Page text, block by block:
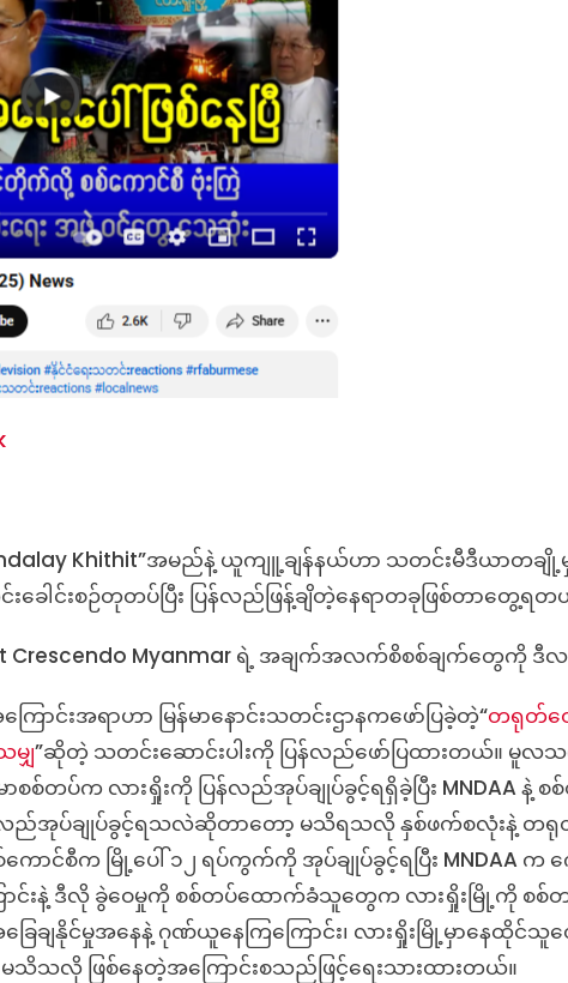
Khithit”အမည်နဲ့ ယူကျူ့ချန်နယ်ဟာ သတင်းမီဒီယာတချို့မှ
ေါင်းစဉ်တုတပ်ပြီး ပြန်လည်ဖြန့်ချိတဲ့နေရာတခုဖြစ်တာတွေ့ရတ
Crescendo Myanmar ရဲ့ အချက်အလက်စိစစ်ချက်တွေကို ဒီလ
ာင်းအရာဟာ မြန်မာနောင်းသတင်းဌာနကဖော်ပြခဲ့တဲ့“တရုတ်ဝေ
မျှ”ဆိုတဲ့ သတင်းဆောင်းပါးကို ပြန်လည်ဖော်ပြထားတယ်။ မူလသ
ာစစ်တပ်က လားရှိုးကို ပြန်လည်အုပ်ချုပ်ခွင့်ရရှိခဲ့ပြီး MNDAA
လည်အုပ်ချုပ်ခွင့်ရသလဲဆိုတာတော့ မသိရသလို နှစ်ဖက်စလုံးနဲ့
ောင်စီက မြို့ပေါ် ၁၂ ရပ်ကွက်ကို အုပ်ချုပ်ခွင့်ရပြီး MNDAA က က
င်းနဲ့ ဒီလို ခွဲဝေမှုကို စစ်တပ်ထောက်ခံသူတွေက လားရှိုးမြို့ကို စ
ြေချနိုင်မှုအနေနဲ့ ဂုဏ်ယူနေကြကြောင်း၊ လားရှိုးမြို့မှာနေထို
သိသလို ဖြစ်နေတဲ့အကြောင်းစသည်ဖြင့်ရေးသားထားတယ်။